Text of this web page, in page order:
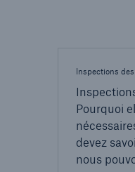
Inspections
Pourquoi
devez
nous